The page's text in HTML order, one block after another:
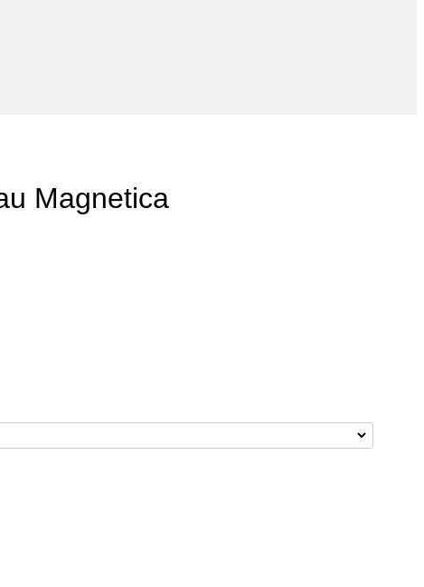
Magnetica